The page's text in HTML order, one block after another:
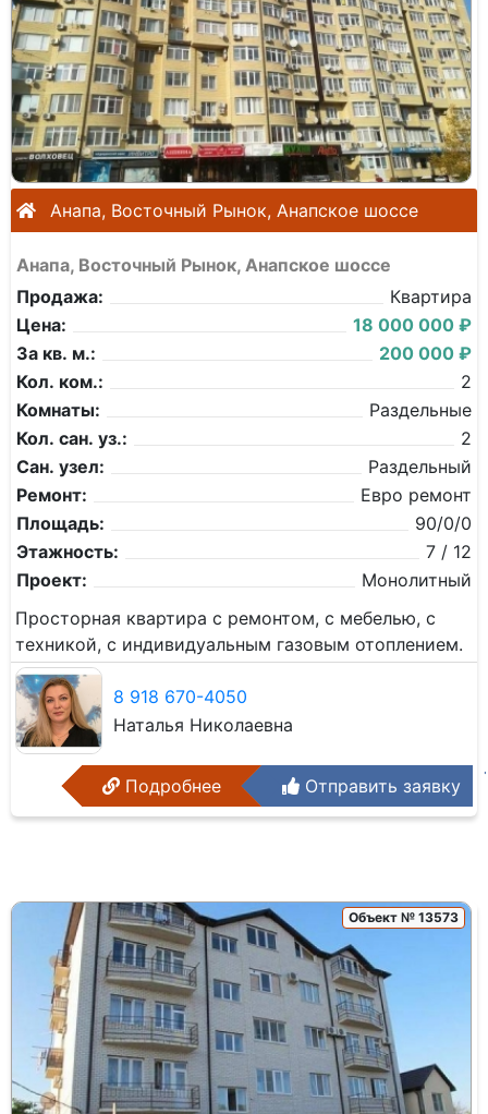
Анапа, Восточный Рынок, Анапское шоссе
Анапа, Восточный Рынок, Анапское шоссе
Продажа:
Квартира
Цена:
18 000 000 ₽
За кв. м.:
200 000 ₽
Кол. ком.:
2
Комнаты:
Раздельные
Кол. сан. уз.:
2
Сан. узел:
Раздельный
Ремонт:
Евро ремонт
Площадь:
90/0/0
Этажность:
7 / 12
Проект:
Монолитный
Просторная квартира с ремонтом, с мебелью, с
техникой, с индивидуальным газовым отоплением.
8 918 670-4050
Наталья Николаевна
Подробнее Отправить заявку
Объект № 13573